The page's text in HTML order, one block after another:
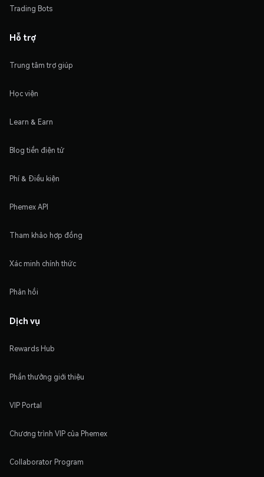
Trading Bots
Hỗ trợ
Trung tâm trợ giúp
Học viện
Learn & Earn
Blog tiền điện tử
Phí & Điều kiện
Phemex API
Tham khảo hợp đồng
Xác minh chính thức
Phản hồi
Dịch vụ
Rewards Hub
Phần thưởng giới thiệu
VIP Portal
Chương trình VIP của Phemex
Collaborator Program